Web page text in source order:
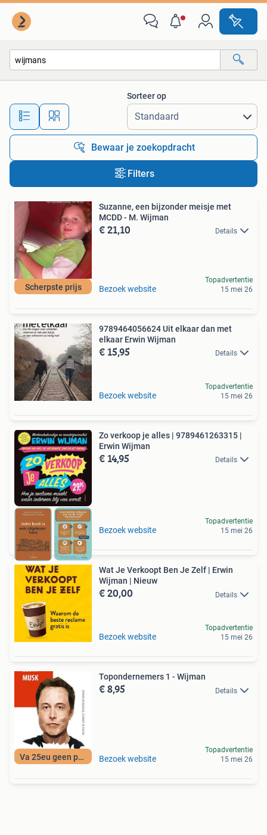
Alle afstanden…
Sorteer op
Bewaar je zoekopdracht
Filters
Scherpste prijs
Suzanne, een bijzonder meisje met
MCDD - M. Wijman
€ 21,10 Details
Bezoek website
Topadvertentie
15 mei 26
9789464056624 Uit elkaar dan met
elkaar Erwin Wijman
€ 15,95 Details
Bezoek website
Topadvertentie
15 mei 26
Zo verkoop je alles | 9789461263315 |
Erwin Wijman
€ 14,95 Details
Bezoek website
Topadvertentie
15 mei 26
Wat Je Verkoopt Ben Je Zelf | Erwin
Wijman | Nieuw
€ 20,00 Details
Bezoek website
Topadvertentie
15 mei 26
Va 25eu geen porto
Topondernemers 1 - Wijman
€ 8,95 Details
Bezoek website
Topadvertentie
15 mei 26